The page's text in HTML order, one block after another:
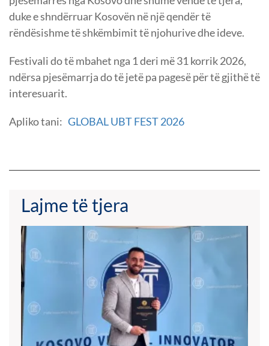
duke e shndërruar Kosovën në një qendër të
rëndësishme të shkëmbimit të njohurive dhe ideve.
Festivali do të mbahet nga 1 deri më 31 korrik 2026,
ndërsa pjesëmarrja do të jetë pa pagesë për të gjithë të
interesuarit.
Apliko tani: GLOBAL UBT FEST 2026
Lajme të tjera